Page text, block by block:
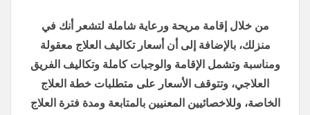
من خلال إقامة مريحة ورعاية شاملة لتشعر أنك في
منزلك، بالإضافة إلى أن أسعار تكاليف العلاج معقولة
ومناسبة وتشمل الإقامة والوجبات كاملة وتكاليف الفريق
العلاجي، وتتوقف الأسعار على متطلبات خطة العلاج
الخاصة، وللاخصائيين المعنيين بالمتابعة ومدة فترة العلاج